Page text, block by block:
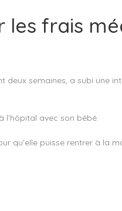
frais
semaines, a subi une
l’hôpital avec son bébé.
qu’elle puisse rentrer à la